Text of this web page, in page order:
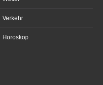
Verkehr
Horoskop